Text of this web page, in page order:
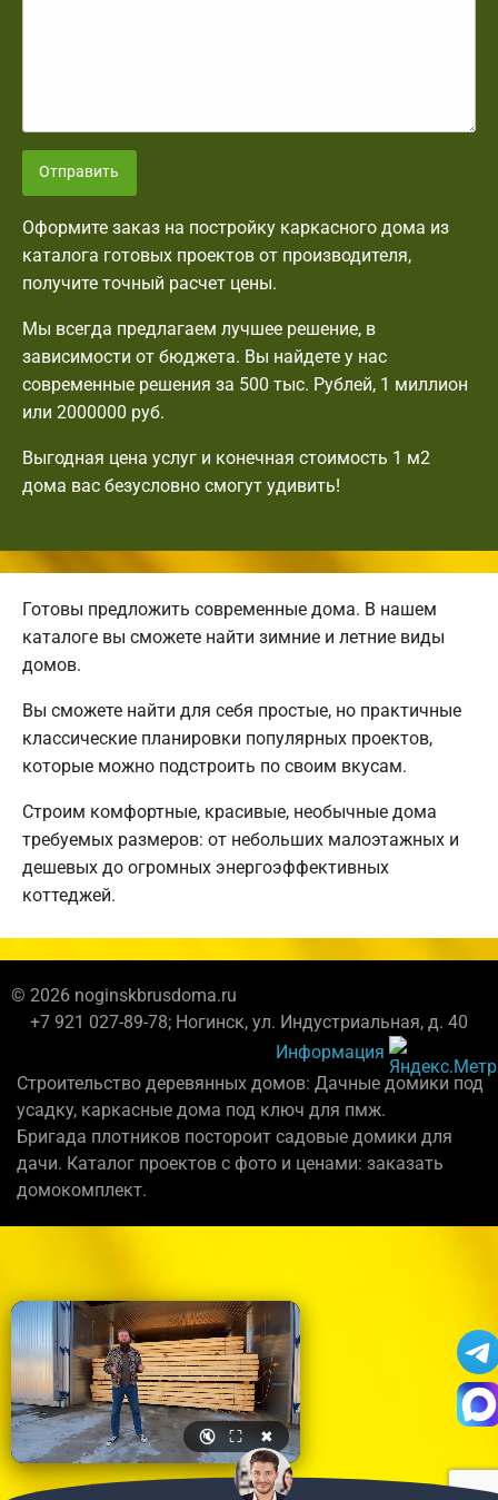
Отправить
Оформите заказ на постройку каркасного дома из
каталога готовых проектов от производителя,
получите точный расчет цены.
Мы всегда предлагаем лучшее решение, в
зависимости от бюджета. Вы найдете у нас
современные решения за 500 тыс. Рублей, 1 миллион
или 2000000 руб.
Выгодная цена услуг и конечная стоимость 1 м2
дома вас безусловно смогут удивить!
Готовы предложить современные дома. В нашем
каталоге вы сможете найти зимние и летние виды
домов.
Вы сможете найти для себя простые, но практичные
классические планировки популярных проектов,
которые можно подстроить по своим вкусам.
Строим комфортные, красивые, необычные дома
требуемых размеров: от небольших малоэтажных и
дешевых до огромных энергоэффективных
коттеджей.
© 2026 noginskbrusdoma.ru
+7 921 027-89-78; Ногинск, ул. Индустриальная, д. 40
Информация
Строительство деревянных домов: Дачные домики под
усадку, каркасные дома под ключ для пмж.
Бригада плотников постороит садовые домики для
дачи. Каталог проектов с фото и ценами: заказать
домокомплект.
🔇 ⛶ ✖